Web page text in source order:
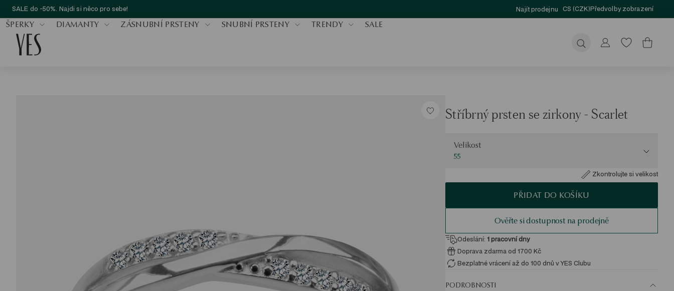
SALE do -50%. Najdi si něco pro sebe! Najít prodejnu CS (CZK)Předvolby zobrazení
ŠPERKY DIAMANTY ZÁSNUBNÍ PRSTENY SNUBNÍ PRSTENY TRENDY SALE
Odeslat
Stříbrný prsten se zirkony - Scarlet
Velikost
55
Zkontrolujte si velikost
PŘIDAT DO KOŠÍKU
Ověřte si dostupnost na prodejně
Odeslání: 1 pracovní dny
Doprava zdarma od 1700 Kč
Bezplatné vrácení až do 100 dnů v YES Clubu
PODROBNOSTI